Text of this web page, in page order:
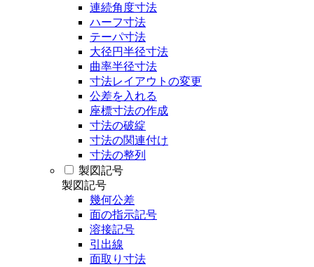
連続角度寸法
ハーフ寸法
テーパ寸法
大径円半径寸法
曲率半径寸法
寸法レイアウトの変更
公差を入れる
座標寸法の作成
寸法の破綻
寸法の関連付け
寸法の整列
製図記号
製図記号
幾何公差
面の指示記号
溶接記号
引出線
面取り寸法